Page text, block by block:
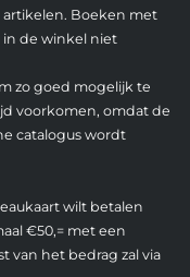
Boeken met
in de winkel niet
zo goed mogelijk te
voorkomen, omdat de
catalogus wordt
wilt betalen
€50,= met een
van het bedrag zal via